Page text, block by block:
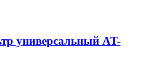
универсальный AT-